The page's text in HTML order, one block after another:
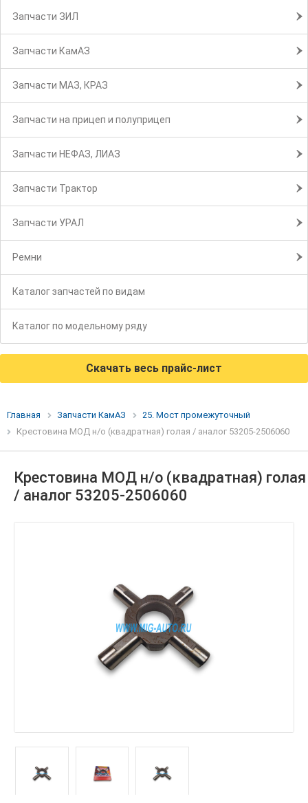
Запчасти ЗИЛ
Запчасти КамАЗ
Запчасти МАЗ, КРАЗ
Запчасти на прицеп и полуприцеп
Запчасти НЕФАЗ, ЛИАЗ
Запчасти Трактор
Запчасти УРАЛ
Ремни
Каталог запчастей по видам
Каталог по модельному ряду
Скачать весь прайс-лист
Главная Запчасти КамАЗ
25. Мост промежуточный
Крестовина МОД н/о (квадратная) голая / аналог 53205-2506060
Крестовина МОД н/о (квадратная) голая
/ аналог 53205-2506060